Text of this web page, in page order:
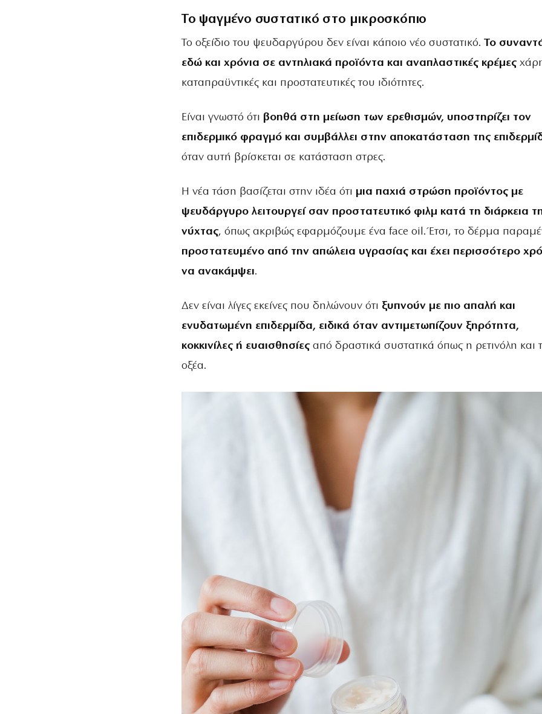
To ψαγμένο συστατικό στο μικροσκόπιο
Το οξείδιο του ψευδαργύρου δεν είναι κάποιο νέο συστατικό. Το
εδώ και χρόνια σε αντηλιακά προϊόντα και αναπλαστικές κρέμες
καταπραϋντικές και προστατευτικές του ιδιότητες.
Είναι γνωστό ότι βοηθά στη μείωση των ερεθισμών, υποστηρίζει τον
επιδερμικό φραγμό και συμβάλλει στην αποκατάσταση της
όταν αυτή βρίσκεται σε κατάσταση στρες.
Η νέα τάση βασίζεται στην ιδέα ότι μια παχιά στρώση προϊόντος με
ψευδάργυρο λειτουργεί σαν προστατευτικό φιλμ κατά τη διάρκεια
νύχτας, όπως ακριβώς εφαρμόζουμε ένα face oil. Έτσι, το δέρμα
προστατευμένο από την απώλεια υγρασίας και έχει περισσότερο
να ανακάμψει.
Δεν είναι λίγες εκείνες που δηλώνουν ότι ξυπνούν με πιο απαλή και
ενυδατωμένη επιδερμίδα, ειδικά όταν αντιμετωπίζουν ξηρότητα,
κοκκινίλες ή ευαισθησίεςαπό δραστικά συστατικά όπως η ρετινόλη και
οξέα.